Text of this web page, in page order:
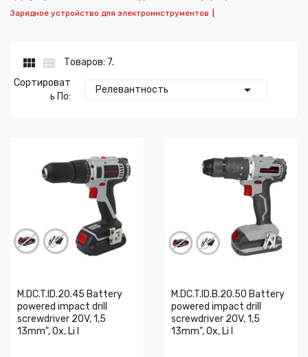
Зарядное устройство для электроинструментов
 
Товаров: 7.
Сортироват
Ь По:
Релевантность 
M.DC.T.ID.20.45 Battery
powered impact drill
screwdriver 20V, 1,5
13mm", 0x, Li I
M.DC.T.ID.B.20.50 Battery
powered impact drill
screwdriver 20V, 1,5
13mm", 0x, Li I